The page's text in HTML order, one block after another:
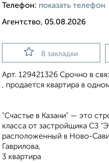
Телефон: показать телефон
Агентство, 05.08.2026
В закладки
Арт. 129421326 Срочно в
, продается квартира в
"Счастье в Казани" — это
класса от застройщика СЗ
расположенный в Ново-
Гаврилова,
3 квартира